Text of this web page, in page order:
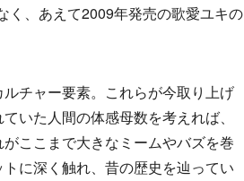
く、あえて2009年発売の歌愛ユキの
チャー要素。これらが今取り上げ
いた人間の体感母数を考えれば、
ここまで大きなミームやバズを巻
に深く触れ、昔の歴史を辿ってい